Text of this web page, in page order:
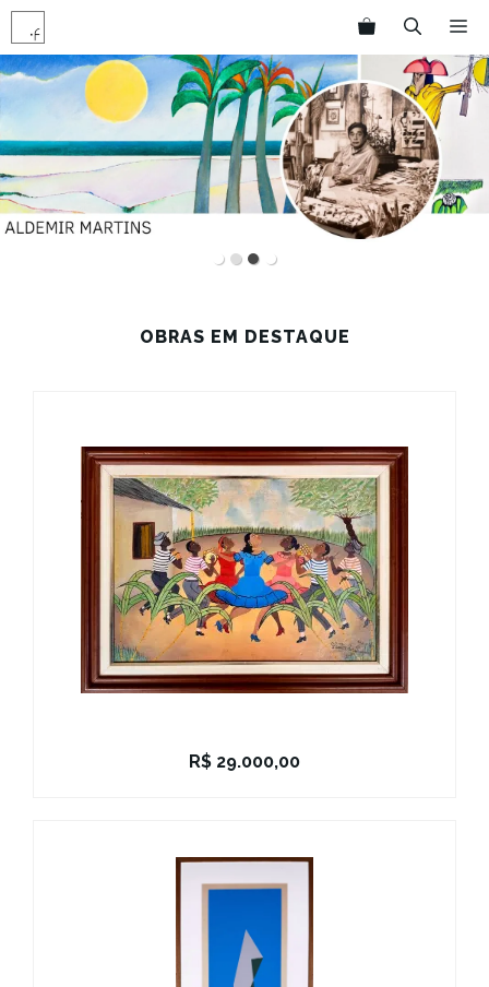
Pular
para
o
conteúdo
OBRAS EM DESTAQUE
R$ 29.000,00